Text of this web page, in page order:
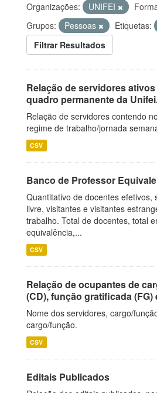
Organizações: UNIFEI
Grupos:
Pessoas Etiquetas:
Filtrar Resultados
Relação de servidores
quadro permanente da
Relação de servidores contendo
regime de trabalho/jornada
CSV
Banco de Professor
Quantitativo de docentes efetivos,
livre, visitantes e visitantes
trabalho. Total de docentes, total
equivalência,...
CSV
Relação de ocupantes de
(CD), função gratificada (FG)
Nome dos servidores, cargo/
cargo/função.
CSV
Editais Publicados